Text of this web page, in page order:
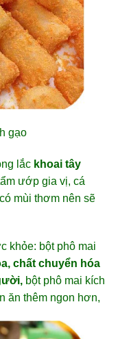
gạo
lắc khoai tây
ướp gia vị, cá
mùi thơm nên sẽ
khỏe: bột phô mai
chất chuyển hóa
bột phô mai kích
ăn thêm ngon hơn,